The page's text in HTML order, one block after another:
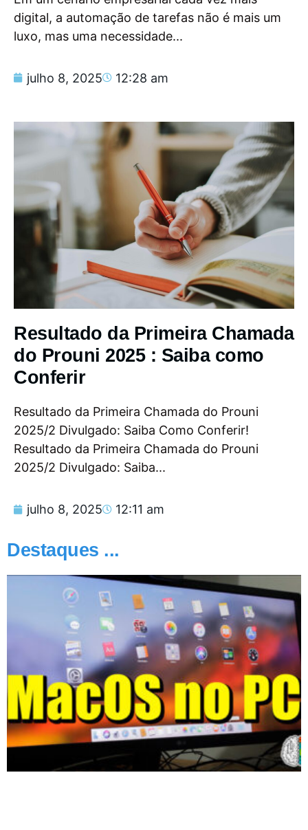
digital, a automação de tarefas não é mais um
luxo, mas uma necessidade...
julho 8, 2025 12:28 am
Resultado da Primeira Chamada
do Prouni 2025 : Saiba como
Conferir
Resultado da Primeira Chamada do Prouni
2025/2 Divulgado: Saiba Como Conferir!
Resultado da Primeira Chamada do Prouni
2025/2 Divulgado: Saiba...
julho 8, 2025 12:11 am
Destaques ...